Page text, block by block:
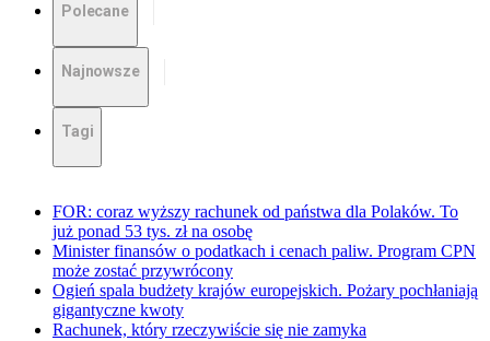
Polecane
Najnowsze
Tagi
FOR: coraz wyższy rachunek od państwa dla Polaków. To
już ponad 53 tys. zł na osobę
Minister finansów o podatkach i cenach paliw. Program CPN
może zostać przywrócony
Ogień spala budżety krajów europejskich. Pożary pochłaniają
gigantyczne kwoty
Rachunek, który rzeczywiście się nie zamyka